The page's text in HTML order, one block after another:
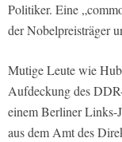
Politiker. Eine
der Nobelpreisträger
Mutige Leute wie
Aufdeckung des
einem Berliner Links-
aus dem Amt des